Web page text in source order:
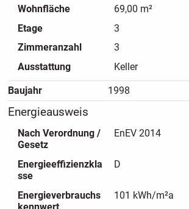
Wohnfläche
69,00 m²
Etage
3
Zimmeranzahl
3
Ausstattung
Keller
Baujahr 1998
Energieausweis
Nach Verordnung /
Gesetz
EnEV 2014
Energieeffizienzkla
sse
D
Energieverbrauchs
kennwert
101 kWh/m²a